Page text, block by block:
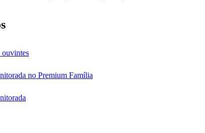
ouvintes
no Premium Família